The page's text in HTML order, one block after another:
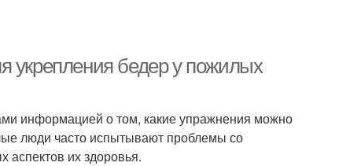
укрепления бедер у пожилых
информацией о том, какие упражнения можно
люди часто испытывают проблемы со
аспектов их здоровья.